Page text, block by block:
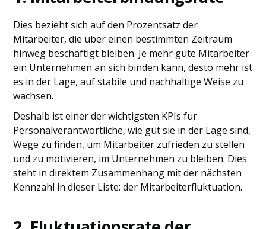
Dies bezieht sich auf den Prozentsatz der
Mitarbeiter, die über einen bestimmten Zeitraum
hinweg beschäftigt bleiben. Je mehr gute Mitarbeiter
ein Unternehmen an sich binden kann, desto mehr ist
es in der Lage, auf stabile und nachhaltige Weise zu
wachsen.
Deshalb ist einer der wichtigsten KPIs für
Personalverantwortliche, wie gut sie in der Lage sind,
Wege zu finden, um Mitarbeiter zufrieden zu stellen
und zu motivieren, im Unternehmen zu bleiben. Dies
steht in direktem Zusammenhang mit der nächsten
Kennzahl in dieser Liste: der Mitarbeiterfluktuation.